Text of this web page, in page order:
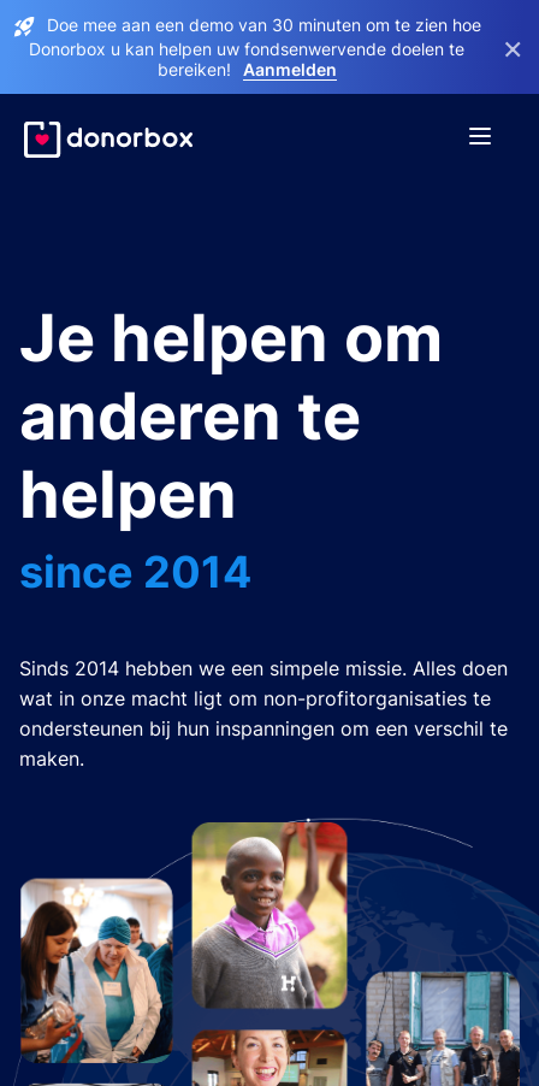
Doe mee aan een demo van 30 minuten om te zien hoe
Donorbox u kan helpen uw fondsenwervende doelen te
bereiken!
Aanmelden
×
Je helpen om
anderen te
helpen
since 2014
Sinds 2014 hebben we een simpele missie. Alles doen
wat in onze macht ligt om non-profitorganisaties te
ondersteunen bij hun inspanningen om een verschil te
maken.